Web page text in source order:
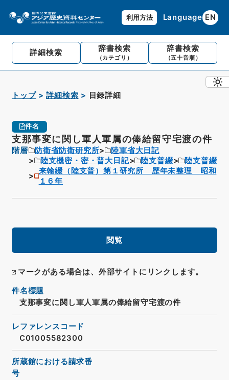
利用方法 Language EN
詳細検索 辞書検索
（カテゴリ）
辞書検索
（五十音順）
トップ 詳細検索 目録詳細
件名
支那事変に関し軍人軍属の俸給留守宅渡の件
階層 防衛省防衛研究所
陸軍省大日記
陸支機密・密・普大日記
陸支普綴
陸支普綴
来翰綴（陸支普）第１研究所 歴年未整理 昭和
１６年
閲覧
マークがある場合は、外部サイトにリンクします。
件名標題
支那事変に関し軍人軍属の俸給留守宅渡の件
レファレンスコード
C01005582300
所蔵館における請求番
号